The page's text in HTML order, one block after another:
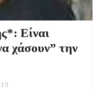
Είναι
χάσουν” την